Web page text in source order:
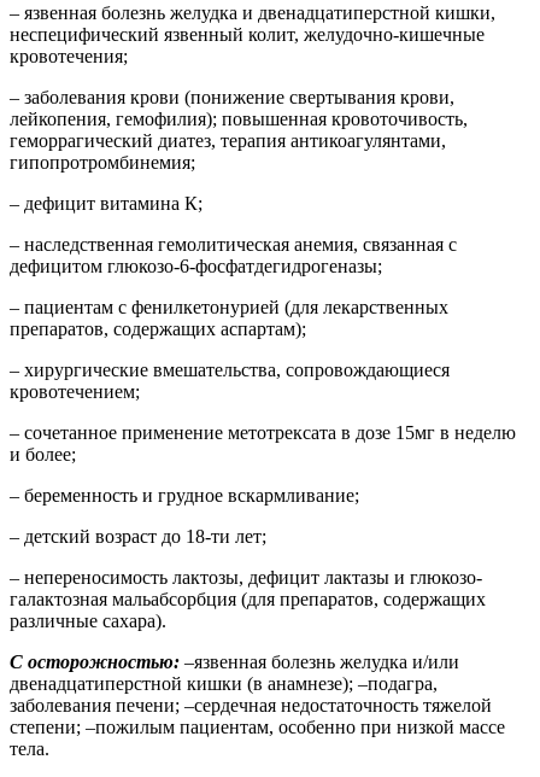
– язвенная болезнь желудка и двенадцатиперстной кишки,
неспецифический язвенный колит, желудочно-кишечные
кровотечения;
– заболевания крови (понижение свертывания крови,
лейкопения, гемофилия); повышенная кровоточивость,
геморрагический диатез, терапия антикоагулянтами,
гипопротромбинемия;
– дефицит витамина К;
– наследственная гемолитическая анемия, связанная с
дефицитом глюкозо-6-фосфатдегидрогеназы;
– пациентам с фенилкетонурией (для лекарственных
препаратов, содержащих аспартам);
– хирургические вмешательства, сопровождающиеся
кровотечением;
– сочетанное применение метотрексата в дозе 15мг в неделю
и более;
– беременность и грудное вскармливание;
– детский возраст до 18-ти лет;
– непереносимость лактозы, дефицит лактазы и глюкозо-
галактозная мальабсорбция (для препаратов, содержащих
различные сахара).
С осторожностью: –язвенная болезнь желудка и/или
двенадцатиперстной кишки (в анамнезе); –подагра,
заболевания печени; –сердечная недостаточность тяжелой
степени; –пожилым пациентам, особенно при низкой массе
тела.